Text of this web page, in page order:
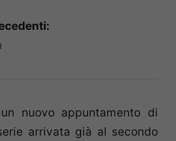
nuovo appuntamento di
arrivata già al secondo